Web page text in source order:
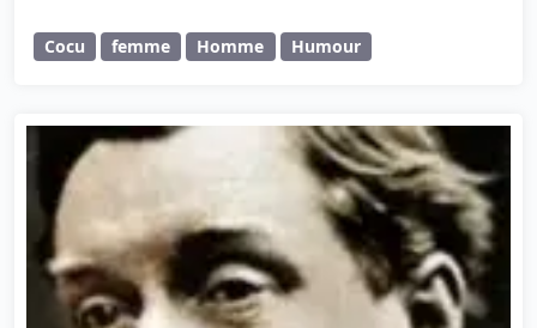
Cocu femme Homme Humour